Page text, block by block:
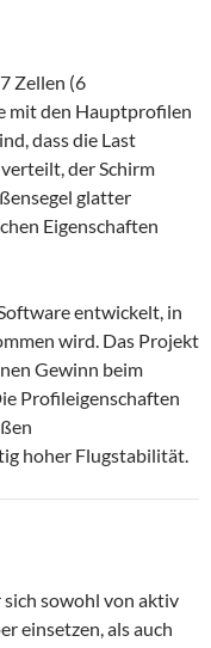
Zellen (6
mit den Hauptprofilen
dass die Last
der Schirm
glatter
Eigenschaften
entwickelt, in
wird. Das Projekt
Gewinn beim
Profileigenschaften
hoher Flugstabilität.
sowohl von aktiv
einsetzen, als auch